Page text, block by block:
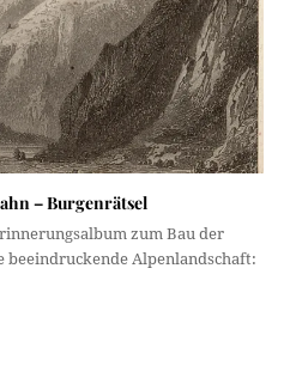
– Burgenrätsel
zum Bau der
beeindruckende Alpenlandschaft: